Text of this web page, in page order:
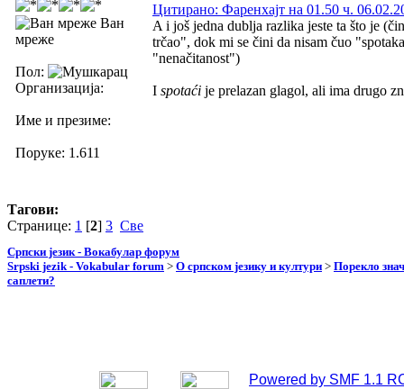
Ван
мреже
Пол:
Организација:
Име и презиме:
Поруке: 1.611
Цитирано: Фаренхајт на 01.50 ч.
A i još jedna dublja razlika jeste ta što je
trčao", dok mi se čini da nisam čuo
"nenačitanost")
I spotaći je prelazan glagol, ali ima drugo
Тагови:
Странице: 1 [2] 3 Све
Српски језик - Вокабулар форум
Srpski jezik - Vokabular forum > О српском језику и култури > Порекло
саплети?
Powered by SMF 1.1